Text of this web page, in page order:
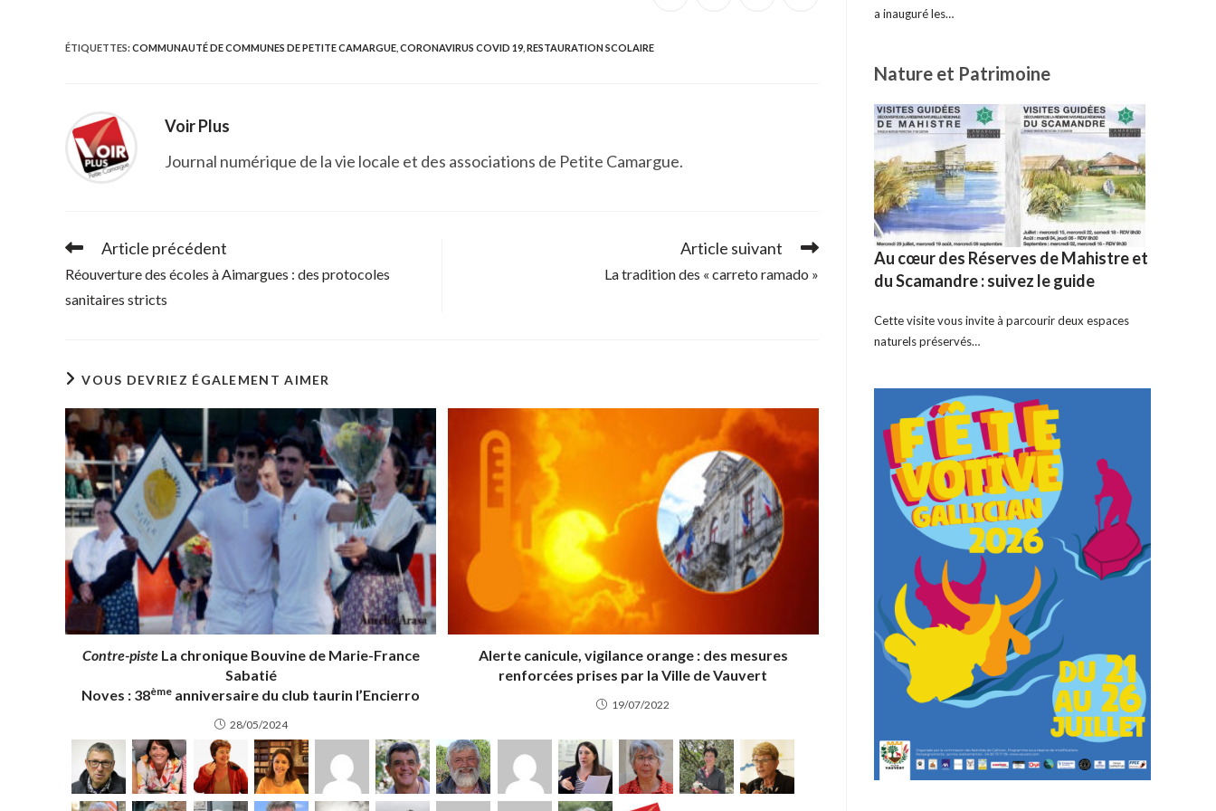
ÉTIQUETTES:COMMUNAUTÉ DE COMMUNES DE PETITE CAMARGUE CORONAVIRUS COVID 19 RESTAURATION SCOLAIRE
Voir Plus
Journal numérique de la vie locale et des associations de Petite Camargue.
Read
articles
Article précédent
Réouverture des écoles à Aimargues : des protocoles
sanitaires stricts
Article suivant
La tradition des « carreto ramado »
VOUS DEVRIEZ ÉGALEMENT AIMER
Contre-pisteLa chronique Bouvine de Marie-France
Sabatié
Noves : 38ème anniversaire du club taurin l’Encierro
28/05/2024
Alerte canicule, vigilance orange : des mesures
renforcées prises par la Ville de Vauvert
19/07/2022
a inauguré les…
Nature et Patrimoine
Au cœur des Réserves de Mahistre et
du Scamandre : suivez le guide
Cette visite vous invite à parcourir deux espaces
naturels préservés…